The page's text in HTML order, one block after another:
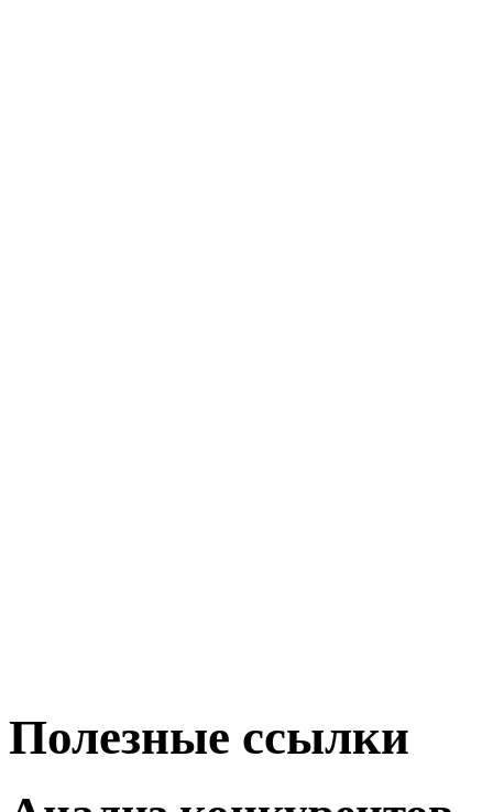
Полезные ссылки